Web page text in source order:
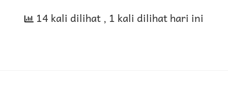
setelah
14 kali dilihat, 1 kali dilihat hari ini